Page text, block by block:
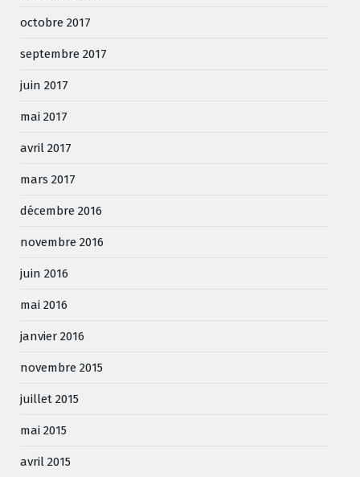
octobre 2017
septembre 2017
juin 2017
mai 2017
avril 2017
mars 2017
décembre 2016
novembre 2016
juin 2016
mai 2016
janvier 2016
novembre 2015
juillet 2015
mai 2015
avril 2015